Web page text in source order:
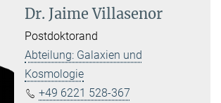
Dr. Jaime Villasenor
Postdoktorand
Abteilung: Galaxien und
Kosmologie
+49 6221 528-367